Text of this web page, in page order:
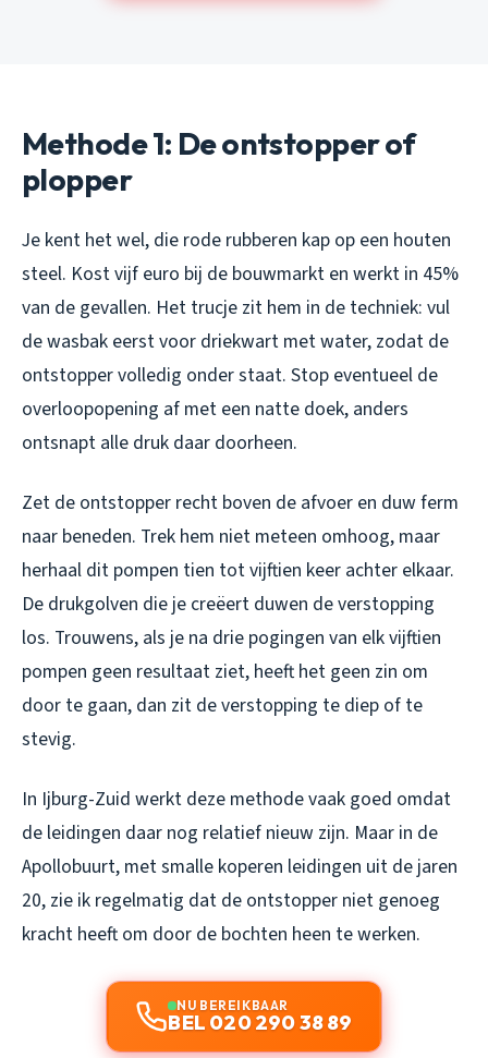
Methode 1: De ontstopper of
plopper
Je kent het wel, die rode rubberen kap op een houten
steel. Kost vijf euro bij de bouwmarkt en werkt in 45%
van de gevallen. Het trucje zit hem in de techniek: vul
de wasbak eerst voor driekwart met water, zodat de
ontstopper volledig onder staat. Stop eventueel de
overloopopening af met een natte doek, anders
ontsnapt alle druk daar doorheen.
Zet de ontstopper recht boven de afvoer en duw ferm
naar beneden. Trek hem niet meteen omhoog, maar
herhaal dit pompen tien tot vijftien keer achter elkaar.
De drukgolven die je creëert duwen de verstopping
los. Trouwens, als je na drie pogingen van elk vijftien
pompen geen resultaat ziet, heeft het geen zin om
door te gaan, dan zit de verstopping te diep of te
stevig.
In Ijburg-Zuid werkt deze methode vaak goed omdat
de leidingen daar nog relatief nieuw zijn. Maar in de
Apollobuurt, met smalle koperen leidingen uit de jaren
20, zie ik regelmatig dat de ontstopper niet genoeg
kracht heeft om door de bochten heen te werken.
NU BEREIKBAAR
BEL 020 290 38 89